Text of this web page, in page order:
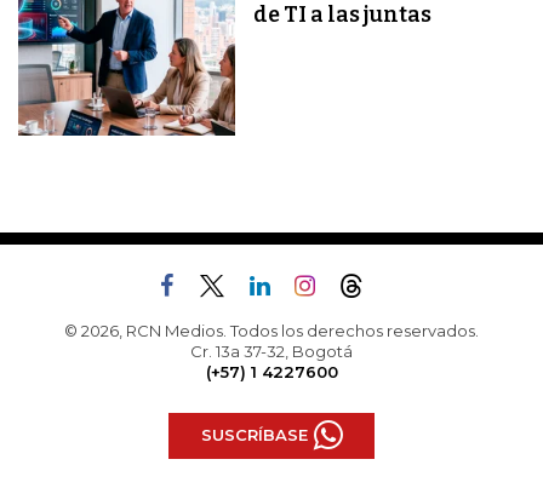
de TI a las juntas
© 2026, RCN Medios. Todos los derechos reservados.
Cr. 13a 37-32, Bogotá
(+57) 1 4227600
SUSCRÍBASE